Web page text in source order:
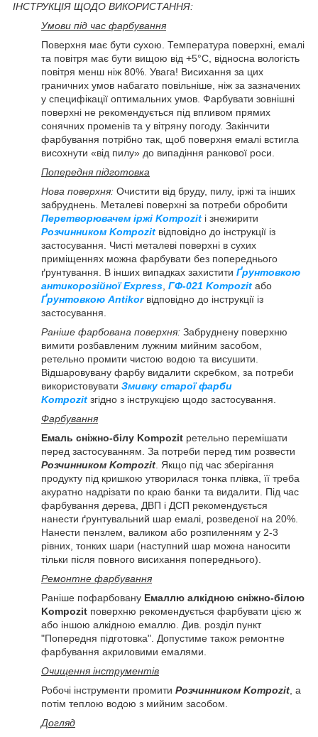
ІНСТРУКЦІЯ ЩОДО ВИКОРИСТАННЯ:
Умови під час фарбування
Поверхня має бути сухою. Температура поверхні, емалі
та повітря має бути вищою від +5°C, відносна вологість
повітря менш ніж 80%. Увага! Висихання за цих
граничних умов набагато повільніше, ніж за зазначених
у специфікації оптимальних умов. Фарбувати зовнішні
поверхні не рекомендується під впливом прямих
сонячних променів та у вітряну погоду. Закінчити
фарбування потрібно так, щоб поверхня емалі встигла
висохнути «від пилу» до випадіння ранкової роси.
Попередня підготовка
Нова поверхня: Очистити від бруду, пилу, іржі та інших
забруднень. Металеві поверхні за потреби обробити
Перетворювачем іржі Kompozit і знежирити
Розчинником Kompozit відповідно до інструкції із
застосування. Чисті металеві поверхні в сухих
приміщеннях можна фарбувати без попереднього
ґрунтування. В інших випадках захистити Ґрунтовкою
антикорозійної Express ГФ-021 Kompozit або
Ґрунтовкою Antikorвідповідно до інструкції із
застосування.
Раніше фарбована поверхня: Забруднену поверхню
вимити розбавленим лужним мийним засобом,
ретельно промити чистою водою та висушити.
Відшаровувану фарбу видалити скребком, за потреби
використовувати Змивку старої фарби
Kompozit згідно з інструкцією щодо застосування.
Фарбування
Емаль сніжно-білу Kompozit ретельно перемішати
перед застосуванням. За потреби перед тим розвести
Розчинником Kompozit . Якщо під час зберігання
продукту під кришкою утворилася тонка плівка, її треба
акуратно надрізати по краю банки та видалити. Під час
фарбування дерева, ДВП і ДСП рекомендується
нанести ґрунтувальний шар емалі, розведеної на 20%.
Нанести пензлем, валиком або розпиленням у 2-3
рівних, тонких шари (наступний шар можна наносити
тільки після повного висихання попереднього).
Ремонтне фарбування
Раніше пофарбовану Емаллю алкідною сніжно-білою
Kompozit поверхню рекомендується фарбувати цією ж
або іншою алкідною емаллю. Див. розділ пункт
"Попередня підготовка". Допустиме також ремонтне
фарбування акриловими емалями.
Очищення інструментів
Робочі інструменти промити Розчинником Kompozit , а
потім теплою водою з мийним засобом.
Догляд